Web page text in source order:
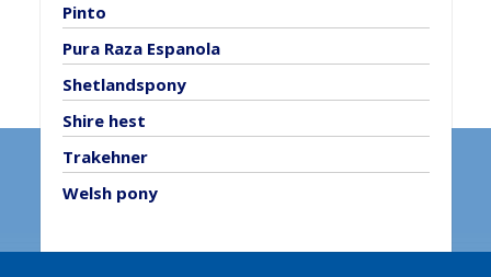
Pinto
Pura Raza Espanola
Shetlandspony
Shire hest
Trakehner
Welsh pony